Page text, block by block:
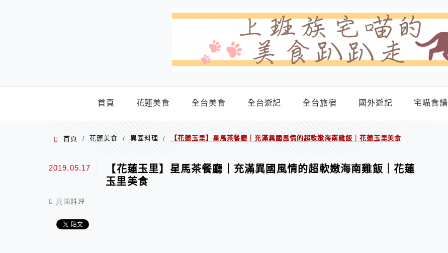
首頁 花蓮美食 全台美食 全台遊記 全台旅宿 國外遊記 宅喵食譜
首頁 / 花蓮美食 / 異國料理 / 【花蓮玉里】星馬茶餐廳｜充滿異國風情的超軟嫩海南雞飯｜花蓮玉里美食
2019.05.17
【花蓮玉里】星馬茶餐廳｜充滿異國風情的超軟嫩海南雞飯｜花蓮
玉里美食
異國料理